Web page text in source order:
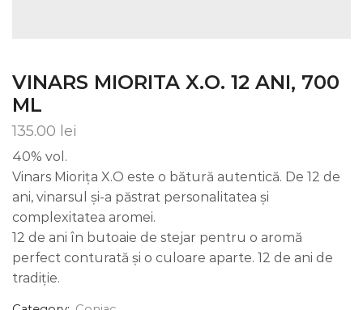
VINARS MIORITA X.O. 12 ANI, 700
ML
135.00 lei
40% vol.
Vinars Miorița X.O este o bătură autentică. De 12 de
ani, vinarsul și-a păstrat personalitatea și
complexitatea aromei.
12 de ani în butoaie de stejar pentru o aromă
perfect conturată și o culoare aparte. 12 de ani de
tradiție.